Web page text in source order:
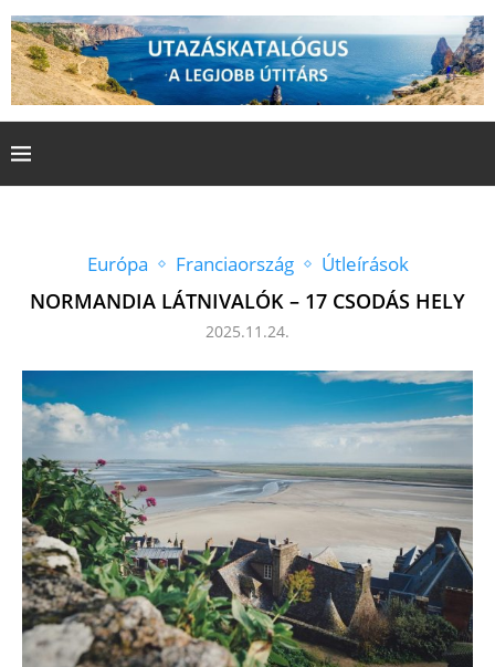
Európa Franciaország Útleírások
NORMANDIA LÁTNIVALÓK – 17 CSODÁS HELY
2025.11.24.